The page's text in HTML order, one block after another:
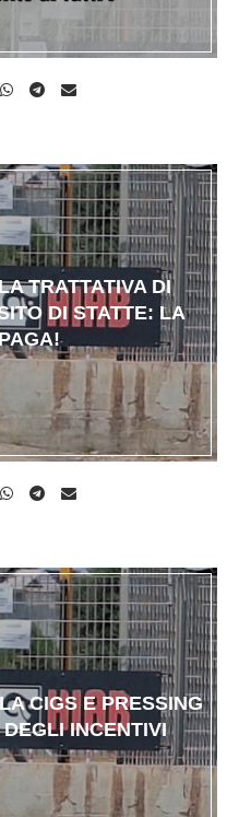
TRATTATIVA DI
DI STATTE: LA
CIGS E PRESSING
INCENTIVI